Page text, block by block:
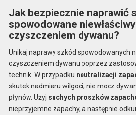
Jak bezpiecznie naprawić
spowodowane
czyszczeniem dywanu?
Unikaj naprawy szkód spowodowanych
czyszczeniem dywanu poprzez
technik. W przypadku neutralizacji
skutek nadmiaru wilgoci, nie mocz
płynów. Użyj suchych proszków
nieprzyjemne zapachy, a następnie